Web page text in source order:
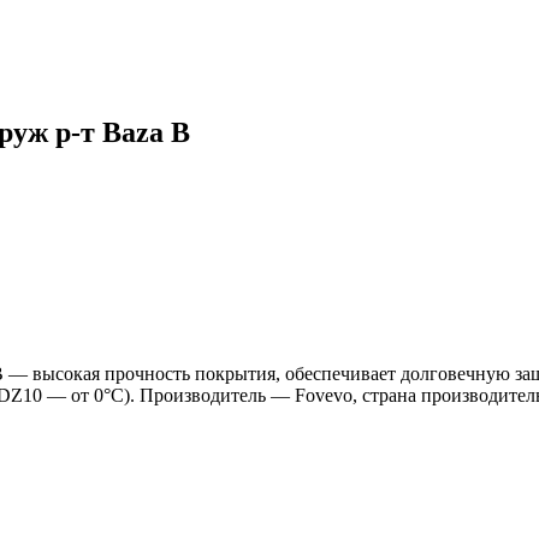
р-т Baza В
высокая прочность покрытия, обеспечивает долговечную
— от 0°C). Производитель — Fovevo, страна